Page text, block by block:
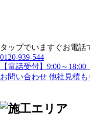
タップでいますぐお電話
0120-939-544
【電話受付】9:00～
お問い合わせ 他社見積も